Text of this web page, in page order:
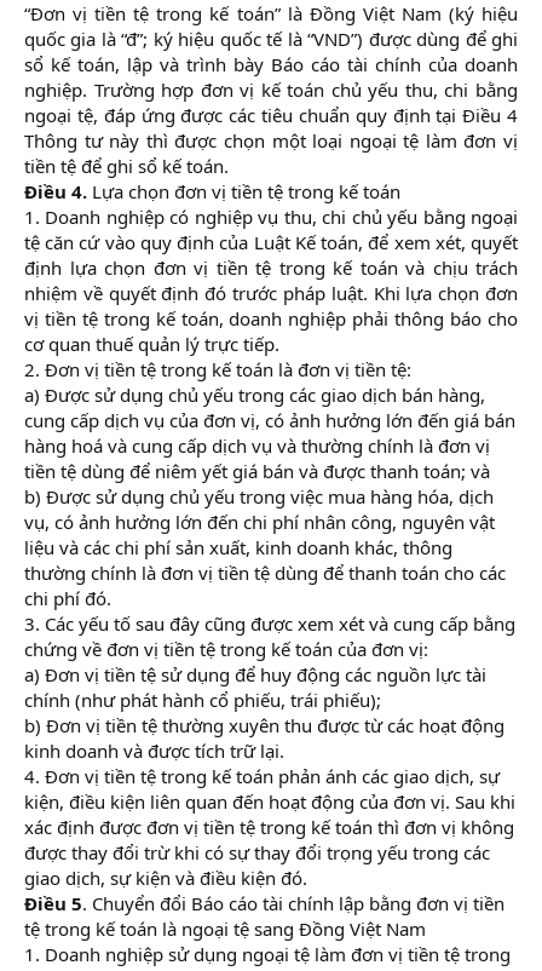
“Đơn vị tiền tệ trong kế toán” là Đồng Việt Nam (ký hiệu
quốc gia là “đ”; ký hiệu quốc tế là “VND”) được dùng để ghi
sổ kế toán, lập và trình bày Báo cáo tài chính của doanh
nghiệp. Trường hợp đơn vị kế toán chủ yếu thu, chi bằng
ngoại tệ, đáp ứng được các tiêu chuẩn quy định tại Điều 4
Thông tư này thì được chọn một loại ngoại tệ làm đơn vị
tiền tệ để ghi sổ kế toán.
Điều 4. Lựa chọn đơn vị tiền tệ trong kế toán
1. Doanh nghiệp có nghiệp vụ thu, chi chủ yếu bằng ngoại
tệ căn cứ vào quy định của Luật Kế toán, để xem xét, quyết
định lựa chọn đơn vị tiền tệ trong kế toán và chịu trách
nhiệm về quyết định đó trước pháp luật. Khi lựa chọn đơn
vị tiền tệ trong kế toán, doanh nghiệp phải thông báo cho
cơ quan thuế quản lý trực tiếp.
2. Đơn vị tiền tệ trong kế toán là đơn vị tiền tệ:​
a) Được sử dụng chủ yếu trong các giao dịch bán hàng,
cung cấp dịch vụ của đơn vị, có ảnh hưởng lớn đến giá bán
hàng hoá và cung cấp dịch vụ và thường chính là đơn vị
tiền tệ dùng để niêm yết giá bán và được thanh toán; và
b) Được sử dụng chủ yếu trong việc mua hàng hóa, dịch
vụ, có ảnh hưởng lớn đến chi phí nhân công, nguyên vật
liệu và các chi phí sản xuất, kinh doanh khác, thông
thường chính là đơn vị tiền tệ dùng để thanh toán cho các
chi phí đó.
3. Các yếu tố sau đây cũng được xem xét và cung cấp bằng
chứng về đơn vị tiền tệ trong kế toán của đơn vị:
a) Đơn vị tiền tệ sử dụng để huy động các nguồn lực tài
chính (như phát hành cổ phiếu, trái phiếu);
b) Đơn vị tiền tệ thường xuyên thu được từ các hoạt động
kinh doanh và được tích trữ lại.
4. Đơn vị tiền tệ trong kế toán phản ánh các giao dịch, sự
kiện, điều kiện liên quan đến hoạt động của đơn vị. Sau khi
xác định được đơn vị tiền tệ trong kế toán thì đơn vị không
được thay đổi trừ khi có sự thay đổi trọng yếu trong các
giao dịch, sự kiện và điều kiện đó.
Điều 5. Chuyển đổi Báo cáo tài chính lập bằng đơn vị tiền
tệ trong kế toán là ngoại tệ sang Đồng Việt Nam
1. Doanh nghiệp sử dụng ngoại tệ làm đơn vị tiền tệ trong